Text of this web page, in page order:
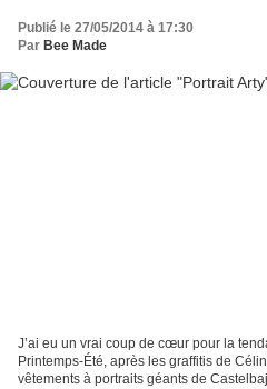
Publié le 27/05/2014 à 17:30
Par Bee Made
J’ai eu un vrai coup de cœur pour la
Printemps-Été, après les graffitis de
vêtements à portraits géants de